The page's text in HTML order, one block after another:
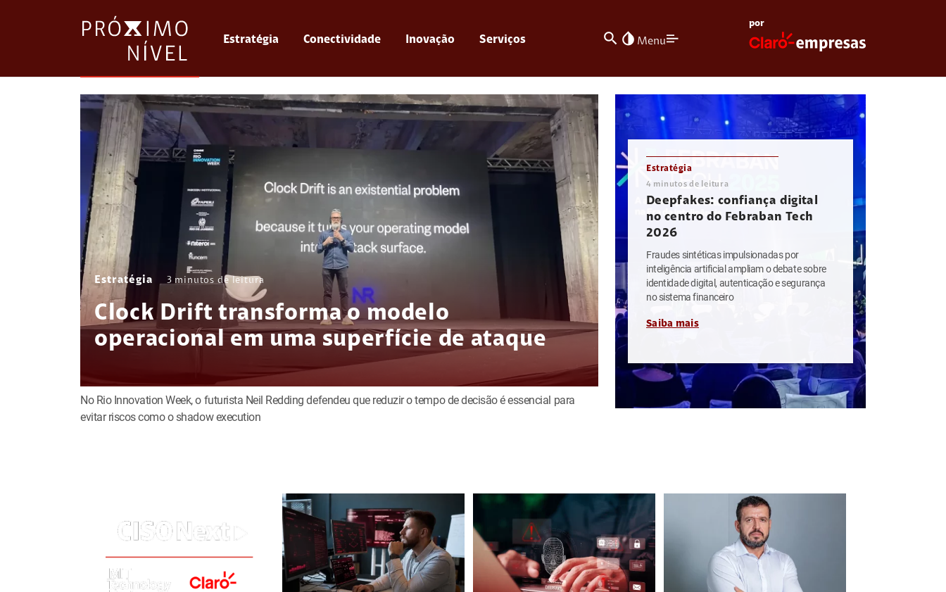
Estratégia Conectividade Inovação Serviços search invert_colors Menu
por
Estratégia 3 minutos de leitura
Clock Drift transforma o modelo
operacional em uma superfície de ataque
No Rio Innovation Week, o futurista Neil Redding defendeu que reduzir o tempo de decisão é essencial para
evitar riscos como o shadow execution
Estratégia
4 minutos de leitura
Deepfakes: confiança digital
no centro do Febraban Tech
2026
Fraudes sintéticas impulsionadas por
inteligência artificial ampliam o debate sobre
identidade digital, autenticação e segurança
no sistema financeiro
Saiba mais